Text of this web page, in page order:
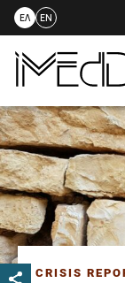
Skip
to
content
ΕΛ EN
CRISIS